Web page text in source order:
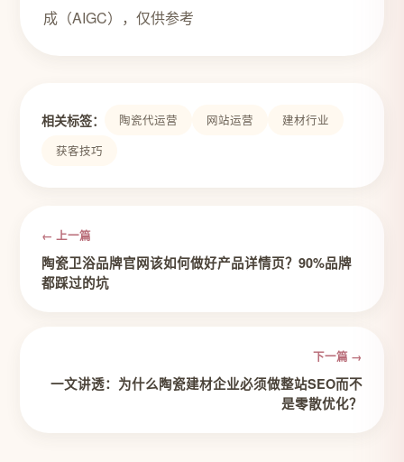
成（AIGC），仅供参考
相关标签： 陶瓷代运营 网站运营
建材行业
获客技巧
← 上一篇
陶瓷卫浴品牌官网该如何做好产品详情页？90%品牌
都踩过的坑
下一篇 →
一文讲透：为什么陶瓷建材企业必须做整站SEO而不
是零散优化？